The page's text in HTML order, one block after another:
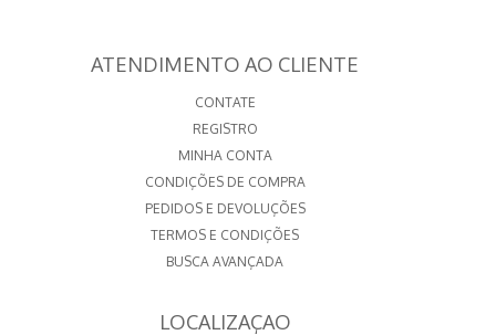
ATENDIMENTO AO CLIENTE
CONTATE
REGISTRO
MINHA CONTA
CONDIÇÕES DE COMPRA
PEDIDOS E DEVOLUÇÕES
TERMOS E CONDIÇÕES
BUSCA AVANÇADA
LOCALIZAÇAO